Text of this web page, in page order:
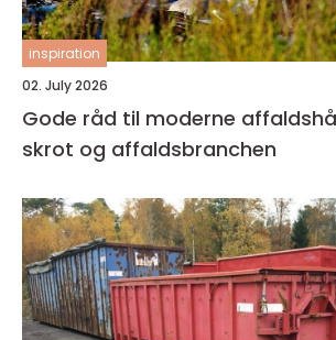
inspiration
02. July 2026
Gode råd til moderne
skrot og affaldsbranchen